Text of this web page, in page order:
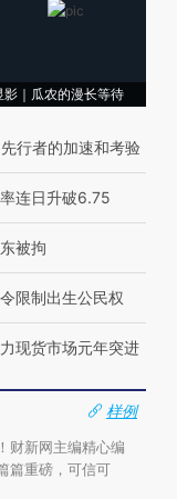
影｜瓜农的漫长等待
行者的加速和考验
连日升破6.75
被拘
限制出生公民权
力现货市场元年突进
样例
财新网主编精心编
篇重磅，可信可